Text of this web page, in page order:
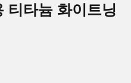
티타늄 화이트닝